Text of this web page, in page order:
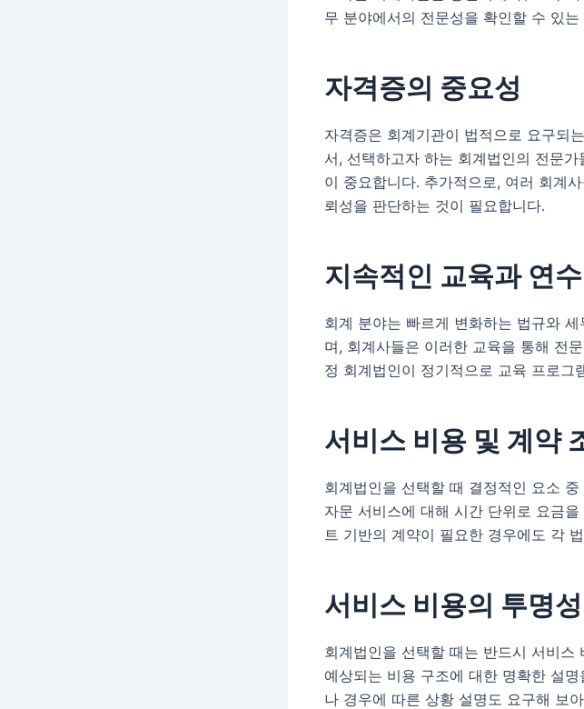
무 분야에서의 전문성을 확인할 수 있
자격증의 중요성
자격증은 회계기관이 법적으로 요구되
서, 선택하고자 하는 회계법인의 전문
이 중요합니다. 추가적으로, 여러 회계
뢰성을 판단하는 것이 필요합니다.
지속적인 교육과 연수
회계 분야는 빠르게 변화하는 법규와
며, 회계사들은 이러한 교육을 통해 전
정 회계법인이 정기적으로 교육 프로그
서비스 비용 및 계약
회계법인을 선택할 때 결정적인 요소
자문 서비스에 대해 시간 단위로 요금
트 기반의 계약이 필요한 경우에도 각
서비스 비용의 투명성
회계법인을 선택할 때는 반드시 서비스
예상되는 비용 구조에 대한 명확한 설
나 경우에 따른 상황 설명도 요구해 보